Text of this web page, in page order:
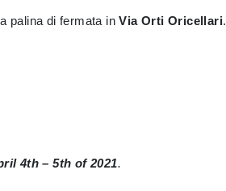
palina di fermata inVia Orti Oricellari.
4th – 5th of 2021.